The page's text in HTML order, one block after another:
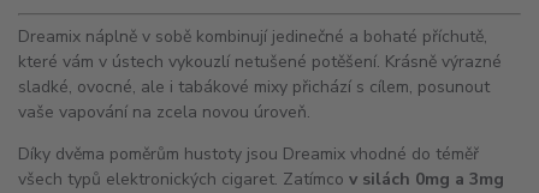
Dreamix náplně v sobě kombinují jedinečné a bohaté příchutě,
které vám v ústech vykouzlí netušené potěšení. Krásně výrazné
sladké, ovocné, ale i tabákové mixy přichází s cílem, posunout
vaše vapování na zcela novou úroveň.
Díky dvěma poměrům hustoty jsou Dreamix vhodné do téměř
všech typů elektronických cigaret. Zatímco v silách 0mg a 3mg